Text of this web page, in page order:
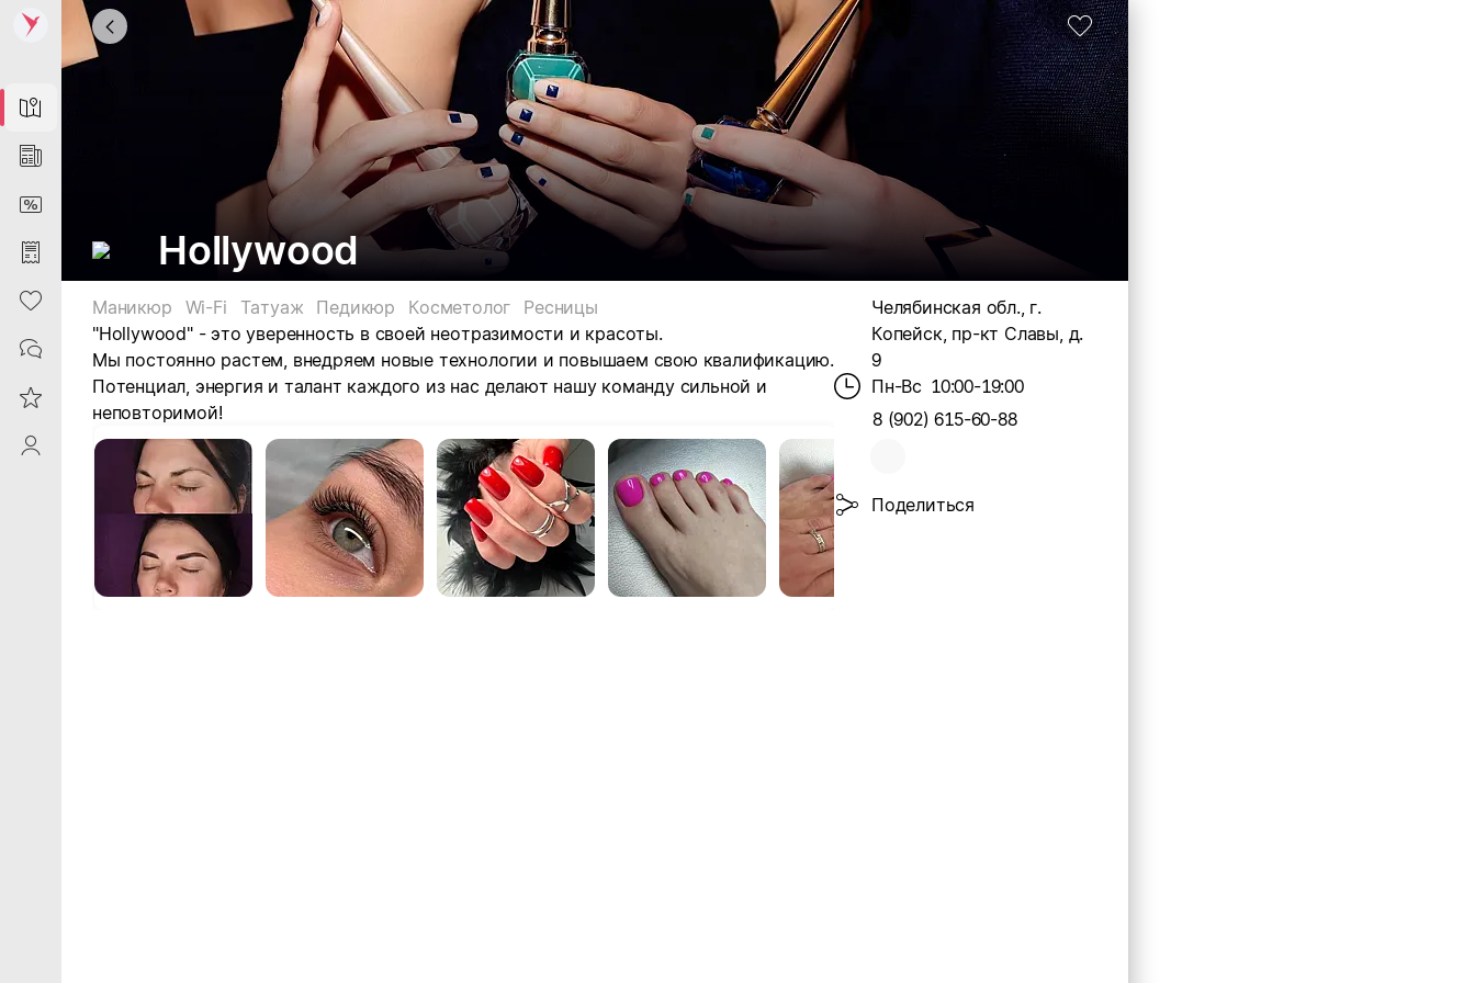
Map
News
DiscountCard
Purchases
Heart
Contacts
Reviews
ProfileSaby
Hollywood
Маникюр Wi-Fi Татуаж Педикюр Косметолог
Ресницы
"Hollywood" - это уверенность в своей неотразимости и красоты.
Мы постоянно растем, внедряем новые технологии и повышаем свою квалификацию.
Потенциал, энергия и талант каждого из нас делают нашу команду сильной и
неповторимой!
Челябинская обл., г.
Копейск, пр-кт Славы, д.
9
Пн-Вс 10:00-19:00
8 (902) 615-60-88
Поделиться